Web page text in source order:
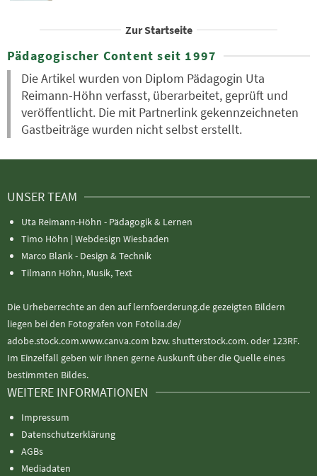
Zur Startseite
Pädagogischer Content seit 1997
Die Artikel wurden von Diplom Pädagogin Uta
Reimann-Höhn verfasst, überarbeitet, geprüft und
veröffentlicht. Die mit Partnerlink gekennzeichneten
Gastbeiträge wurden nicht selbst erstellt.
UNSER TEAM
Uta Reimann-Höhn - Pädagogik & Lernen
Timo Höhn | Webdesign Wiesbaden
Marco Blank - Design & Technik
Tilmann Höhn, Musik, Text
Die Urheberrechte an den auf lernfoerderung.de gezeigten Bildern
liegen bei den Fotografen von Fotolia.de/
adobe.stock.com.www.canva.com bzw. shutterstock.com. oder 123RF.
Im Einzelfall geben wir Ihnen gerne Auskunft über die Quelle eines
bestimmten Bildes.
WEITERE INFORMATIONEN
Impressum
Datenschutzerklärung
AGBs
Mediadaten